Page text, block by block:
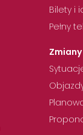
Bilety i
Pełny